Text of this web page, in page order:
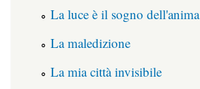
La luce è il sogno dell'anima
La maledizione
La mia città invisibile